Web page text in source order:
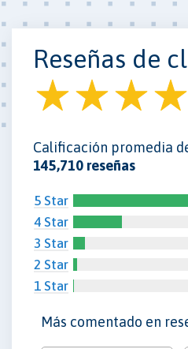
Reseñas de
Calificación promedia
145,710 reseñas
5 Star
4 Star
3 Star
2 Star
1 Star
Más comentado en